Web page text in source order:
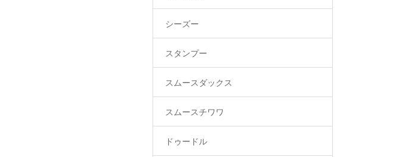
シーズー
スタンプー
スムースダックス
スムースチワワ
ドゥードル